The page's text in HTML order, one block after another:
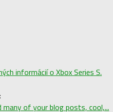
informácií o Xbox Series S.
many of your blog posts, cool,...